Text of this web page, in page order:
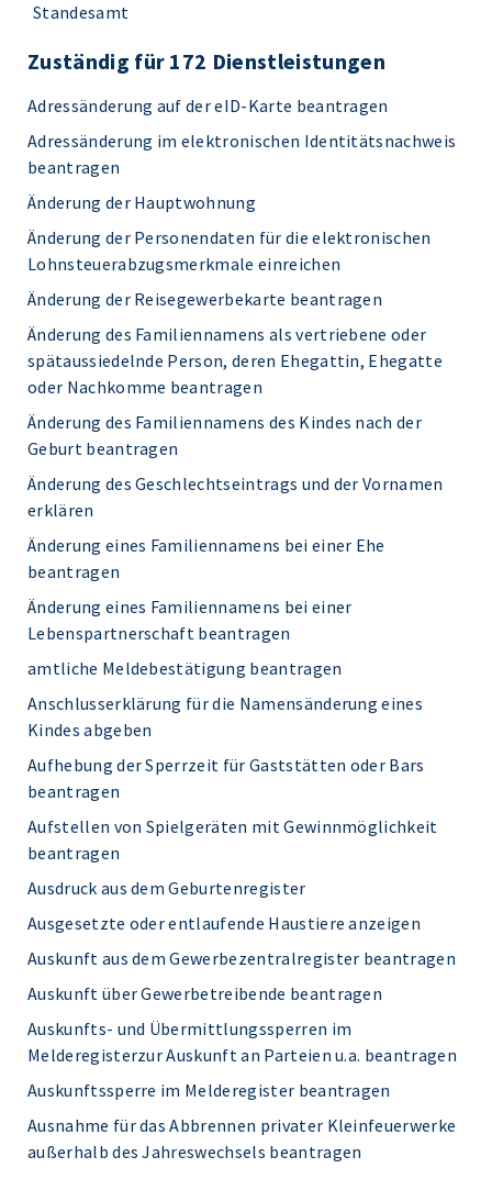
Standesamt
Zuständig für 172 Dienstleistungen
Adressänderung auf der eID-Karte beantragen
Adressänderung im elektronischen Identitätsnachweis
beantragen
Änderung der Hauptwohnung
Änderung der Personendaten für die elektronischen
Lohnsteuerabzugsmerkmale einreichen
Änderung der Reisegewerbekarte beantragen
Änderung des Familiennamens als vertriebene oder
spätaussiedelnde Person, deren Ehegattin, Ehegatte
oder Nachkomme beantragen
Änderung des Familiennamens des Kindes nach der
Geburt beantragen
Änderung des Geschlechtseintrags und der Vornamen
erklären
Änderung eines Familiennamens bei einer Ehe
beantragen
Änderung eines Familiennamens bei einer
Lebenspartnerschaft beantragen
amtliche Meldebestätigung beantragen
Anschlusserklärung für die Namensänderung eines
Kindes abgeben
Aufhebung der Sperrzeit für Gaststätten oder Bars
beantragen
Aufstellen von Spielgeräten mit Gewinnmöglichkeit
beantragen
Ausdruck aus dem Geburtenregister
Ausgesetzte oder entlaufende Haustiere anzeigen
Auskunft aus dem Gewerbezentralregister beantragen
Auskunft über Gewerbetreibende beantragen
Auskunfts- und Übermittlungssperren im
Melderegisterzur Auskunft an Parteien u.a. beantragen
Auskunftssperre im Melderegister beantragen
Ausnahme für das Abbrennen privater Kleinfeuerwerke
außerhalb des Jahreswechsels beantragen